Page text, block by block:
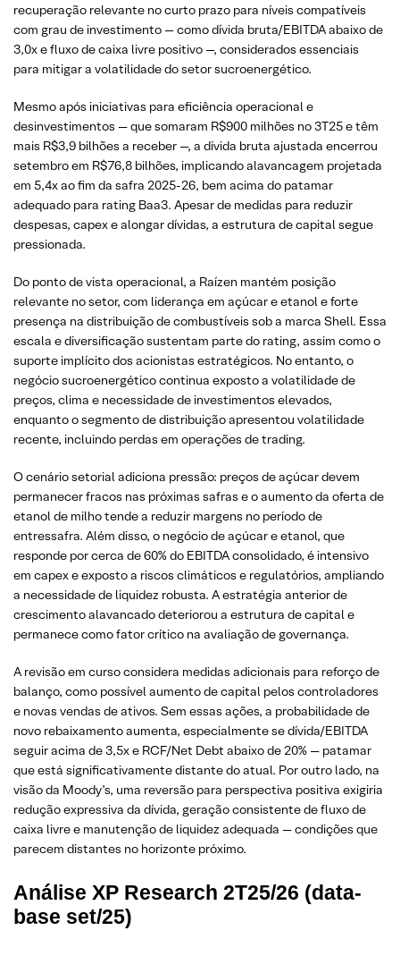
recuperação relevante no curto prazo para níveis compatíveis
com grau de investimento — como dívida bruta/EBITDA abaixo de
3,0x e fluxo de caixa livre positivo —, considerados essenciais
para mitigar a volatilidade do setor sucroenergético.
Mesmo após iniciativas para eficiência operacional e
desinvestimentos — que somaram R$900 milhões no 3T25 e têm
mais R$3,9 bilhões a receber —, a dívida bruta ajustada encerrou
setembro em R$76,8 bilhões, implicando alavancagem projetada
em 5,4x ao fim da safra 2025-26, bem acima do patamar
adequado para rating Baa3. Apesar de medidas para reduzir
despesas, capex e alongar dívidas, a estrutura de capital segue
pressionada.
Do ponto de vista operacional, a Raízen mantém posição
relevante no setor, com liderança em açúcar e etanol e forte
presença na distribuição de combustíveis sob a marca Shell. Essa
escala e diversificação sustentam parte do rating, assim como o
suporte implícito dos acionistas estratégicos. No entanto, o
negócio sucroenergético continua exposto a volatilidade de
preços, clima e necessidade de investimentos elevados,
enquanto o segmento de distribuição apresentou volatilidade
recente, incluindo perdas em operações de trading.
O cenário setorial adiciona pressão: preços de açúcar devem
permanecer fracos nas próximas safras e o aumento da oferta de
etanol de milho tende a reduzir margens no período de
entressafra. Além disso, o negócio de açúcar e etanol, que
responde por cerca de 60% do EBITDA consolidado, é intensivo
em capex e exposto a riscos climáticos e regulatórios, ampliando
a necessidade de liquidez robusta. A estratégia anterior de
crescimento alavancado deteriorou a estrutura de capital e
permanece como fator crítico na avaliação de governança.
A revisão em curso considera medidas adicionais para reforço de
balanço, como possível aumento de capital pelos controladores
e novas vendas de ativos. Sem essas ações, a probabilidade de
novo rebaixamento aumenta, especialmente se dívida/EBITDA
seguir acima de 3,5x e RCF/Net Debt abaixo de 20% — patamar
que está significativamente distante do atual. Por outro lado, na
visão da Moody’s, uma reversão para perspectiva positiva exigiria
redução expressiva da dívida, geração consistente de fluxo de
caixa livre e manutenção de liquidez adequada — condições que
parecem distantes no horizonte próximo.
Análise XP Research 2T25/26 (data-
base set/25)